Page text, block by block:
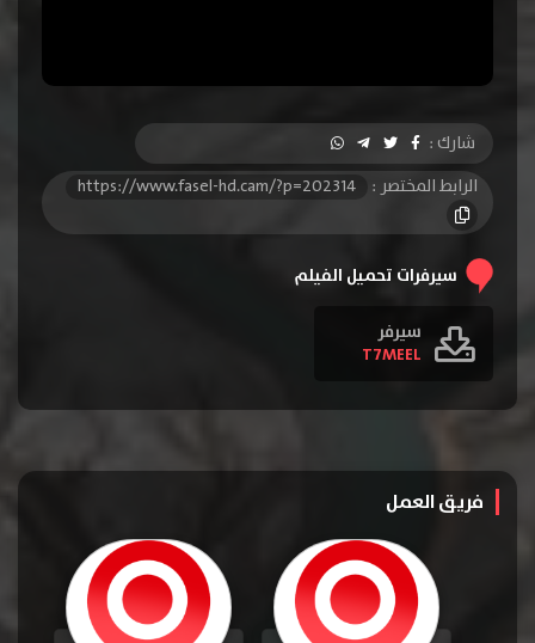
شارك :
الرابط المختصر :
https://www.fasel-hd.cam/?p=202314
سيرفرات تحميل الفيلم
سيرفر
T7MEEL
فريق العمل